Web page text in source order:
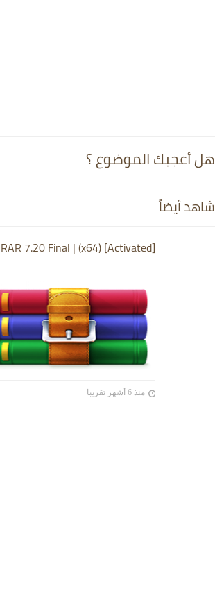
هل أعجبك الموضوع ؟
شاهد أيضاً
7.20 Final | (x64) [Activated]
منذ 6 أشهر تقريبا